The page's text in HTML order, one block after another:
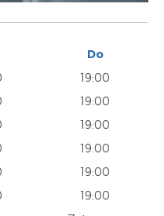
Do
19:00
19:00
19:00
19:00
19:00
19:00